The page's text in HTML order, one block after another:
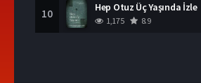
10 Hep Otuz Üç Yaşında İzle
1,175 8.9